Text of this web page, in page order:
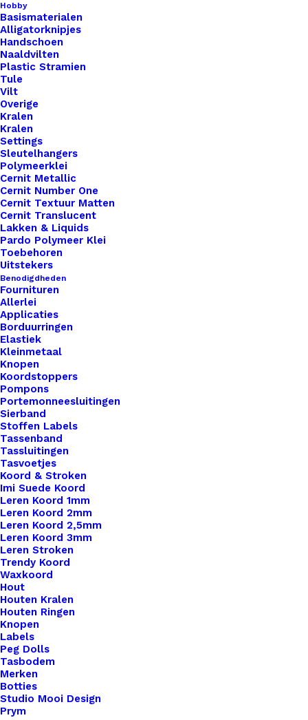
Hobby
Basismaterialen
Alligatorknipjes
Handschoen
Naaldvilten
Plastic Stramien
Tule
Vilt
Overige
Kralen
Kralen
Settings
Sleutelhangers
Polymeerklei
Cernit Metallic
Cernit Number One
Cernit Textuur Matten
Cernit Translucent
Lakken & Liquids
Pardo Polymeer Klei
Toebehoren
Uitstekers
Benodigdheden
Fournituren
Allerlei
Applicaties
Borduurringen
Elastiek
Kleinmetaal
Knopen
Koordstoppers
Pompons
Portemonneesluitingen
Sierband
Stoffen Labels
Tassenband
Tassluitingen
Tasvoetjes
Koord & Stroken
Imi Suede Koord
Leren Koord 1mm
Leren Koord 2mm
Leren Koord 2,5mm
Leren Koord 3mm
Leren Stroken
Trendy Koord
Waxkoord
Hout
Houten Kralen
Houten Ringen
Knopen
Labels
Peg Dolls
Tasbodem
Merken
Botties
Studio Mooi Design
Prym
Nog meer leuks!
Leren Label Made With ♥ (2015)
€1,00